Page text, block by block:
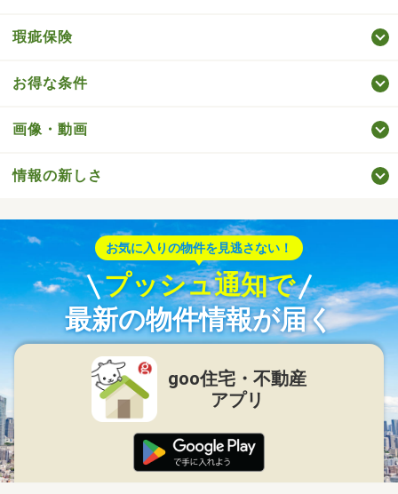
瑕疵保険
お得な条件
画像・動画
情報の新しさ
お気に入りの物件を見逃さない！
プッシュ通知で
最新の物件情報が届く
goo住宅・不動産
アプリ